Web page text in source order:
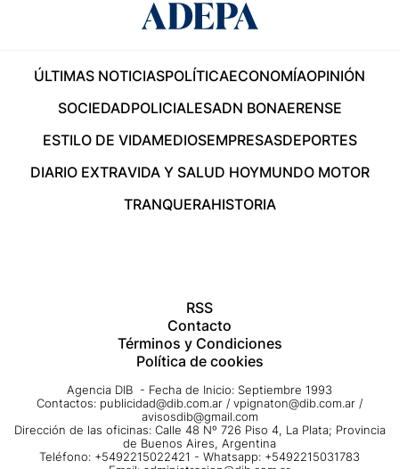
ÚLTIMAS NOTICIASPOLÍTICAECONOMÍAOPINIÓN
SOCIEDADPOLICIALESADN BONAERENSE
ESTILO DE VIDAMEDIOSEMPRESASDEPORTES
DIARIO EXTRAVIDA Y SALUD HOYMUNDO MOTOR
TRANQUERAHISTORIA
RSS
Contacto
Términos y Condiciones
Política de cookies
Agencia DIB - Fecha de Inicio: Septiembre 1993
Contactos: publicidad@dib.com.ar / vpignaton@dib.com.ar /
avisosdib@gmail.com
Dirección de las oficinas: Calle 48 Nº 726 Piso 4, La Plata; Provincia
de Buenos Aires, Argentina
Teléfono: +5492215022421 - Whatsapp: +5492215031783